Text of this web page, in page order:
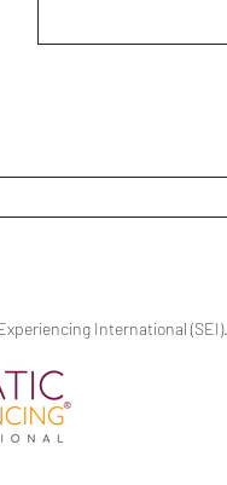
International (SEI).